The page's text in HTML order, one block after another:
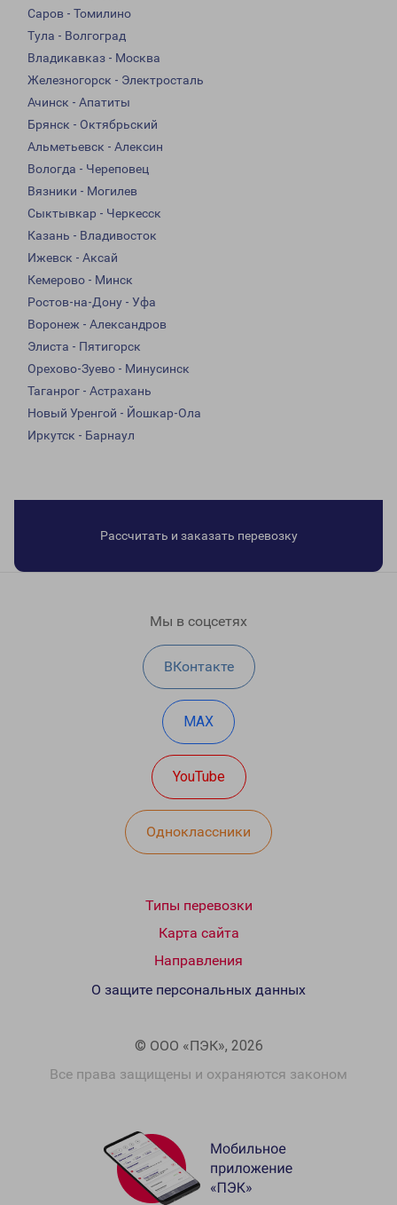
Саров - Томилино
Тула - Волгоград
Владикавказ - Москва
Железногорск - Электросталь
Ачинск - Апатиты
Брянск - Октябрьский
Альметьевск - Алексин
Вологда - Череповец
Вязники - Могилев
Сыктывкар - Черкесск
Казань - Владивосток
Ижевск - Аксай
Кемерово - Минск
Ростов-на-Дону - Уфа
Воронеж - Александров
Элиста - Пятигорск
Орехово-Зуево - Минусинск
Таганрог - Астрахань
Новый Уренгой - Йошкар-Ола
Иркутск - Барнаул
Рассчитать и заказать перевозку
Мы в соцсетях
ВКонтакте
MAX
YouTube
Одноклассники
Типы перевозки
Карта сайта
Направления
© ООО «ПЭК», 2026
Все права защищены и охраняются законом
О защите персональных данных